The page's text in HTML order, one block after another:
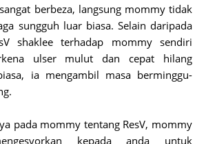
berbeza, langsung mommy tidak
sungguh luar biasa. Selain daripada
shaklee terhadap mommy sendiri
ulser mulut dan cepat hilang
ia mengambil masa berminggu-
pada mommy tentang ResV, mommy
kepada anda untuk